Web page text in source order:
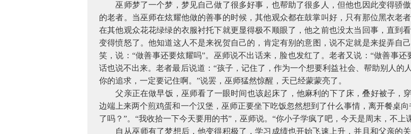
巫师梦了一个梦，梦见自己做了很多好事，也帮助了很多人，但他也因此变得骄
的老者。当巫师在炫耀他做的善事的时候，其他观众都在鼓掌叫好，只有那位黑衣老
在其他观众花花绿绿的衣服衬托下就更显得极不顺眼了，他之前也没太当回事，直到
变得愤怒了。他知道这人不是来祝贺自己的，肯定有别的意图，说不定就是来捉弄
笑，说：“做善事还要炫耀吗”。巫师说不出话来，脸也发红了。老者又说：“做善事
话也说不出来。老者最后说道：“孩子，记住了，作为一个想要利益社会、帮助别人的
你的追求，一定要记住啊。”说罢，巫师猛然惊醒，天已经蒙蒙亮了。
父亲正在做早饭，巫师看了一眼时间也该起床了，他麻利的下了床，叠好被子，
边端上来两个煎鸡蛋和一个汉堡，巫师正要坐下吃饭忽然想到了什么事情，离开餐桌
了吗？”。“我收拾一下今天要用的书”，巫师说。“你小子学疯了吧，今天是周末，不上
自从巫师有了梦想后，他变得积极了，学习成绩也开始飞速上升，并且和父亲的